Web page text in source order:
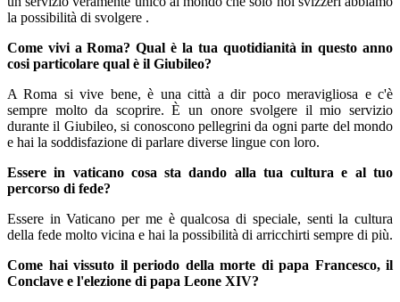
la possibilità di svolgere .
Come vivi a Roma? Qual è la tua quotidianità in questo anno
cosi particolare qual è il Giubileo?
A Roma si vive bene, è una città a dir poco meravigliosa e c'è
sempre molto da scoprire. È un onore svolgere il mio servizio
durante il Giubileo, si conoscono pellegrini da ogni parte del mondo
e hai la soddisfazione di parlare diverse lingue con loro.
Essere in vaticano cosa sta dando alla tua cultura e al tuo
percorso di fede?
Essere in Vaticano per me è qualcosa di speciale, senti la cultura
della fede molto vicina e hai la possibilità di arricchirti sempre di più.
Come hai vissuto il periodo della morte di papa Francesco, il
Conclave e l'elezione di papa Leone XIV?